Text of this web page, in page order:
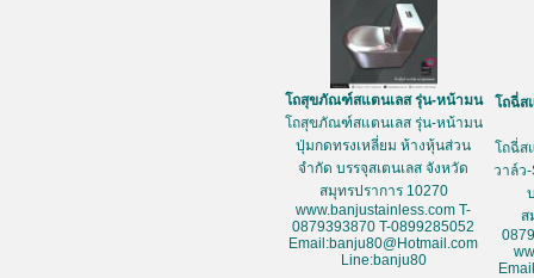
โถสุขภัณฑ์สแตนเลส รุ่น-หน้ามน
โถสุขภัณฑ์สแตนเลส รุ่น-หน้ามน
ปุ่มกดทรงเหลี่ยม ห้างหุ้นส่วน
จำกัด บรรจุสเตนเลส จังหวัด
สมุทรปราการ 10270
www.banjustainless.com T-
0879393870 T-0899285052
Email:banju80@Hotmail.com
Line:banju80
โถฉี่ส
โถฉี่ส
วาล์ว
ส